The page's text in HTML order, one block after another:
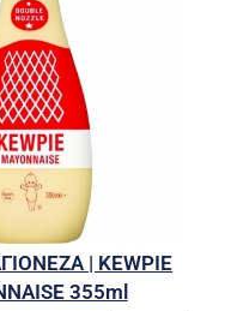
| KEWPIE
355ml